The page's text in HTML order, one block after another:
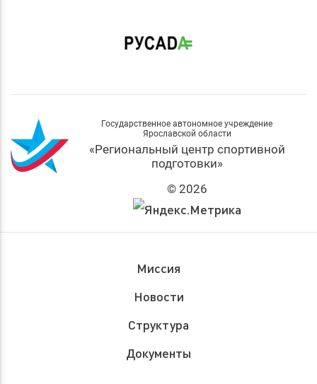
Государственное автономное учреждение
Ярославской области
«Региональный центр спортивной
подготовки»
© 2026
Миссия
Новости
Структура
Документы